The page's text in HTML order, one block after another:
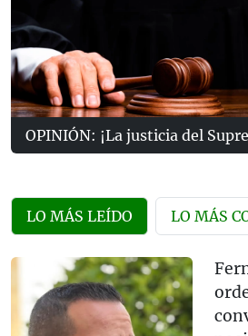
OPINIÓN: ¡La justicia del
LO MÁS LEÍDO LO MÁS